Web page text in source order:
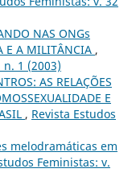
NAS ONGs
E A MILITÂNCIA ,
n. 1 (2003)
AS RELAÇÕES
E
, Revista Estudos
melodramáticas em
Feministas: v.